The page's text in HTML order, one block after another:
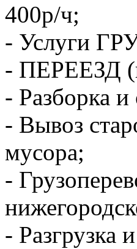
400р/ч;
- Услуги
- ПЕРЕЕЗД
- Разборка
- Вывоз
мусора;
-
- Разгрузка